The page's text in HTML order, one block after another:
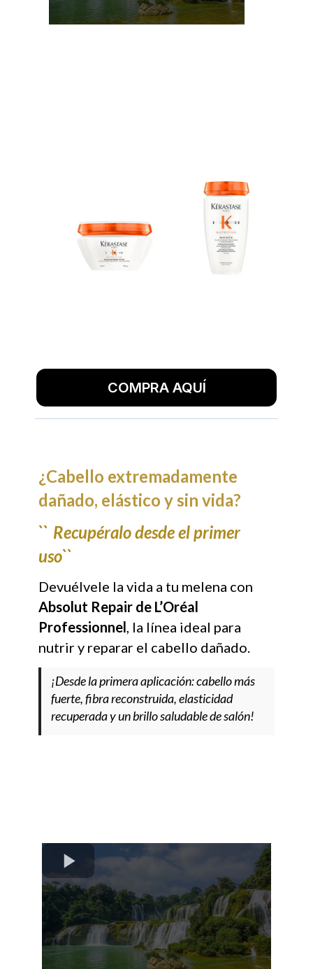
COMPRA AQUÍ
¿Cabello extremadamente
dañado, elástico y sin vida?
`` Recupéralo desde el primer
uso``
Devuélvele la vida a tu melena con
Absolut Repair de L’Oréal
Professionnel, la línea ideal para
nutrir y reparar el cabello dañado.
¡Desde la primera aplicación: cabello más
fuerte, fibra reconstruida, elasticidad
recuperada y un brillo saludable de salón!